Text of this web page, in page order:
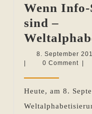
Wenn
sind –
8. September
| 0 Comment |
Heute, am 8.